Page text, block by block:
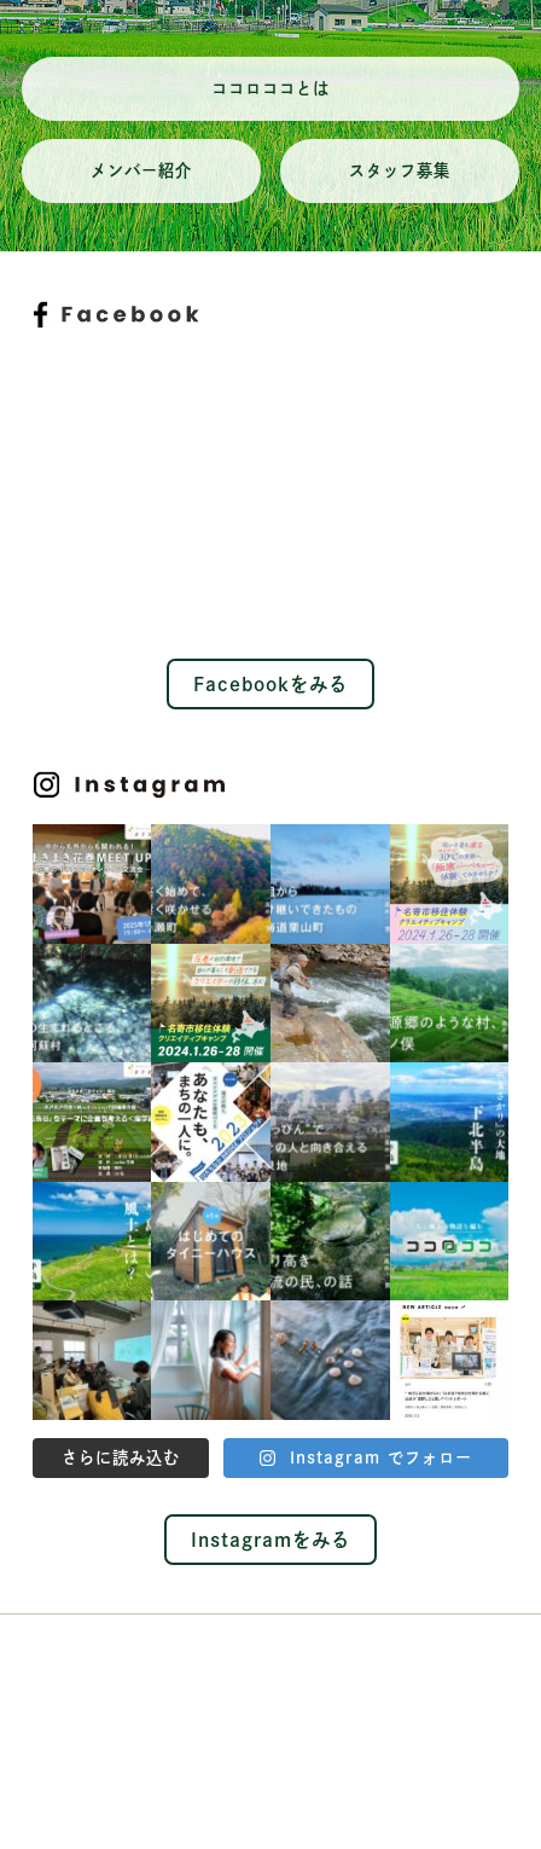
ココロココとは
メンバー紹介 スタッフ募集
Facebookをみる
さらに読み込む Instagram でフォロー
Instagramをみる